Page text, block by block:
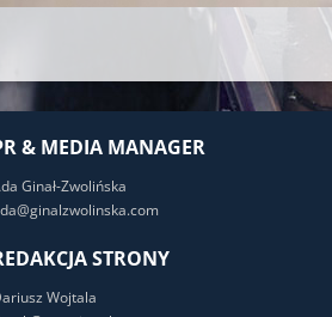
& MEDIA MANAGER
Ginał-Zwolińska
STRONY
Wojtala